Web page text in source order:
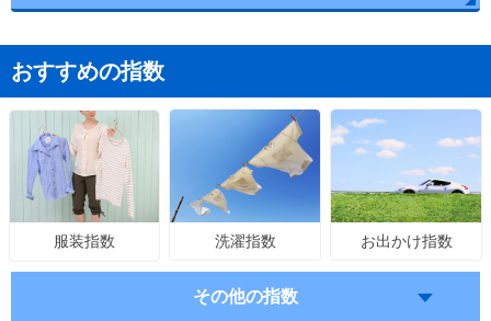
おすすめの指数
服装指数 洗濯指数 お出かけ指数
その他の指数